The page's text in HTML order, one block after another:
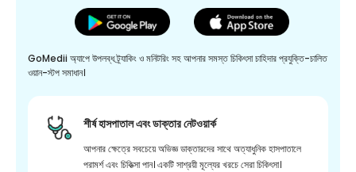
GoMedii অ্যাপে উপলব্ধ ট্র্যাকিং ও মনিটরিং সহ আপনার সমস্ত চিকিৎসা চাহিদার প্রযুক্তি-চালিত
ওয়ান-স্টপ সমাধান।
শীর্ষ হাসপাতাল এবং ডাক্তার নেটওয়ার্ক
আপনার ক্ষেত্রে সবচেয়ে অভিজ্ঞ ডাক্তারদের সাথে অত্যাধুনিক হাসপাতালে
পরামর্শ এবং চিকিত্সা পান। একটি সাশ্রয়ী মূল্যের খরচে সেরা চিকিৎসা।